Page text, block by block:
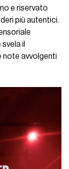
e riservato
più autentici.
il
note avvolgenti